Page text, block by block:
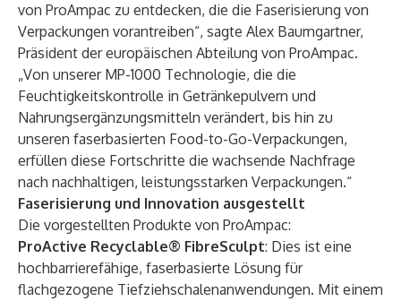
von ProAmpac zu entdecken, die die Faserisierung von
Verpackungen vorantreiben“, sagte Alex Baumgartner,
Präsident der europäischen Abteilung von ProAmpac.
„Von unserer MP-1000 Technologie, die die
Feuchtigkeitskontrolle in Getränkepulvern und
Nahrungsergänzungsmitteln verändert, bis hin zu
unseren faserbasierten Food-to-Go-Verpackungen,
erfüllen diese Fortschritte die wachsende Nachfrage
nach nachhaltigen, leistungsstarken Verpackungen.“
Faserisierung und Innovation ausgestellt
Die vorgestellten Produkte von ProAmpac:
ProActive Recyclable® FibreSculpt: Dies ist eine
hochbarrierefähige, faserbasierte Lösung für
flachgezogene Tiefziehschalenanwendungen. Mit einem